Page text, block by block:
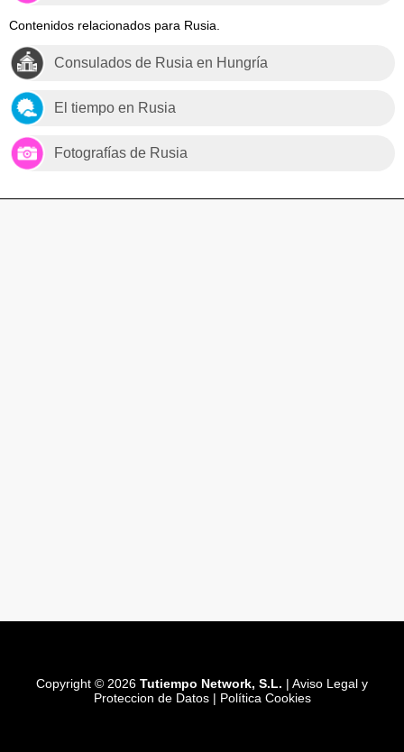
Contenidos relacionados para Rusia.
Consulados de Rusia en Hungría
El tiempo en Rusia
Fotografías de Rusia
Copyright © 2026 Tutiempo Network, S.L. | Aviso Legal y
Proteccion de Datos| Política Cookies